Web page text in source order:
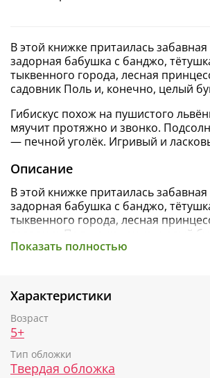
В этой книжке притаилась
задорная бабушка с банджо,
тыквенного города, лесная
садовник Поль и, конечно, целый
Гибискус похож на пушистого
мяучит протяжно и звонко.
— печной уголёк. Игривый и
Описание
В этой книжке притаилась
задорная бабушка с банджо,
тыквенного города, лесная
садовник Поль и, конечно, целый
Сборник стихотворений также
оформлении под названием
и чудачек».
Показать полностью
Характеристики
Возраст
5+
Тип обложки
Твердая обложка